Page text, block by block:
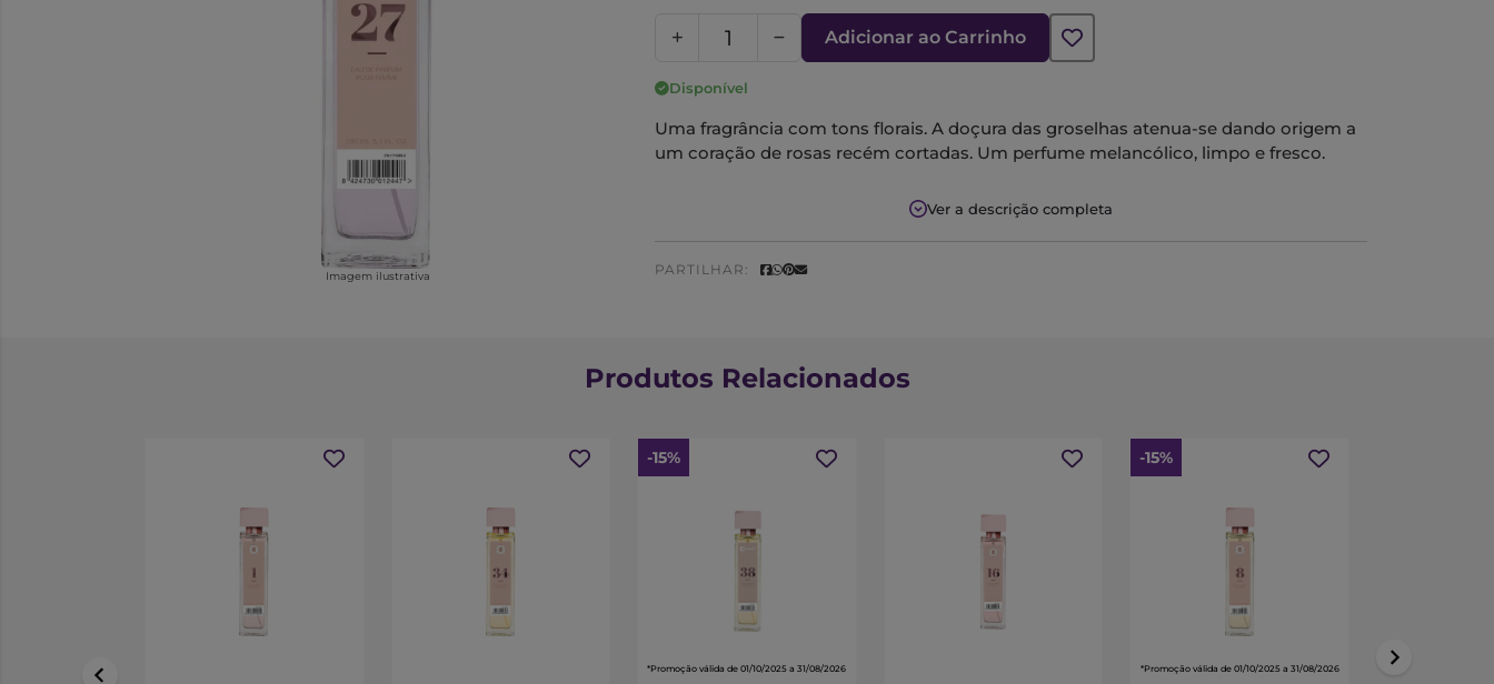
Imagem ilustrativa
Adicionar ao Carrinho
Disponível
Uma fragrância com tons florais. A doçura das groselhas atenua-se dando origem a
um coração de rosas recém cortadas. Um perfume melancólico, limpo e fresco.
Saída:Groselha
Coração:Rosa
Sândalo
Ver a descrição completa
PARTILHAR:
Produtos Relacionados
-15%
*Promoção válida de 01/10/2025 a 31/08/2026
-15%
*Promoção válida de 01/10/2025 a 31/08/2026